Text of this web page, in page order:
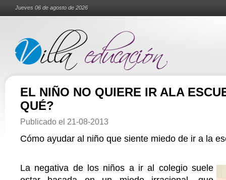
Jueves 06 de agosto de 2026
EL NIÑO NO QUIERE IR ALA
QUÉ?
Publicado el 21-08-2013
Cómo ayudar al niño que siente miedo de ir a la
La negativa de los niños a ir al colegio suele